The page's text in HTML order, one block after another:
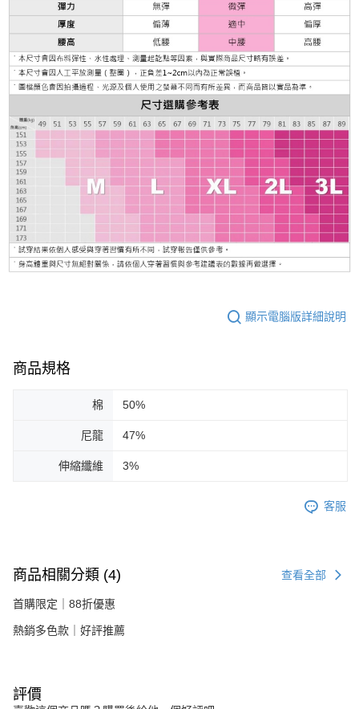
顯示電腦版詳細說明
商品規格
棉 50%
尼龍 47%
伸縮纖維 3%
客服
商品相關分類 (4) 查看全部
首購限定｜88折優惠
熱銷多色款｜好評推薦
評價